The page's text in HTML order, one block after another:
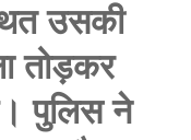
उसकी
तोड़कर
पुलिस ने